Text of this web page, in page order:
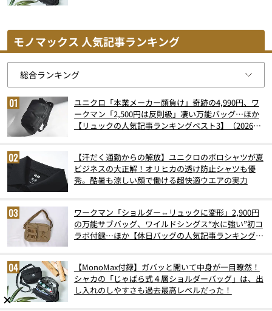
モノマックス 人気記事ランキング
ユニクロ「本業メーカー顔負け」奇跡の4,990円、ワ
ークマン「2,500円は反則級」凄い万能バッグ…ほか
【リュックの人気記事ランキングベスト3】（2026年
【汗だく通勤からの解放】ユニクロのポロシャツが夏
ビジネスの大正解！オリヒカの透け防止シャツも優
秀。酷暑も涼しい顔で働ける超快適ウエアの実力
ワークマン「ショルダー⇔リュックに変形」2,900円
の万能サブバッグ、ワイルドシングス“水に強い”初コ
ラボ付録…ほか【休日バッグの人気記事ランキングベ
【MonoMax付録】ガバッと開いて中身が一目瞭然！
シャカの「じゃばら式４層ショルダーバッグ」は、出
し入れのしやすさも過去最高レベルだった！